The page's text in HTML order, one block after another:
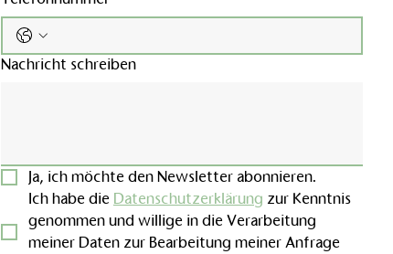
Nachricht schreiben
Ja, ich möchte den Newsletter abonnieren.
Ich habe die Datenschutzerklärung zur Kenntnis
genommen und willige in die Verarbeitung
meiner Daten zur Bearbeitung meiner Anfrage